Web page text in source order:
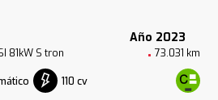
Año 2023
81kW S tron 73.031 km
110 cv